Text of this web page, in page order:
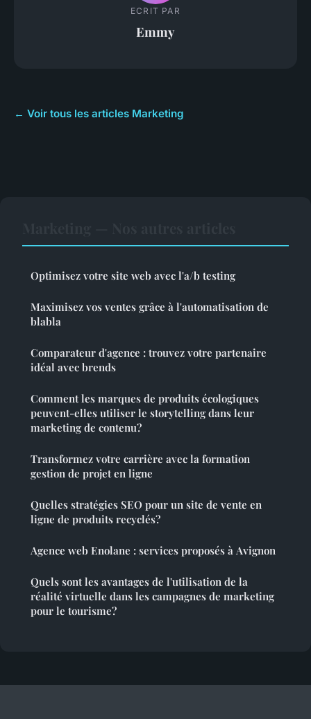
ECRIT PAR
Emmy
← Voir tous les articles Marketing
Optimisez votre site web avec l'a/b testing
Maximisez vos ventes grâce à l'automatisation de
blabla
Comparateur d'agence : trouvez votre partenaire
idéal avec brends
Comment les marques de produits écologiques
peuvent-elles utiliser le storytelling dans leur
marketing de contenu?
Transformez votre carrière avec la formation
gestion de projet en ligne
Quelles stratégies SEO pour un site de vente en
ligne de produits recyclés?
Agence web Enolane : services proposés à Avignon
Quels sont les avantages de l'utilisation de la
réalité virtuelle dans les campagnes de marketing
pour le tourisme?